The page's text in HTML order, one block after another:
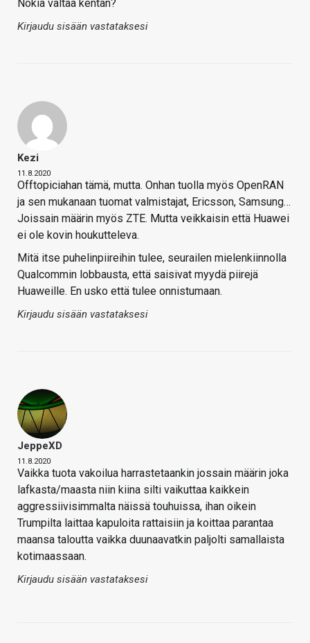
Nokia valtaa kentän?
Kirjaudu sisään vastataksesi
Kezi
11.8.2020
Offtopiciahan tämä, mutta. Onhan tuolla myös OpenRAN
ja sen mukanaan tuomat valmistajat, Ericsson, Samsung…
Joissain määrin myös ZTE. Mutta veikkaisin että Huawei
ei ole kovin houkutteleva.
Mitä itse puhelinpiireihin tulee, seurailen mielenkiinnolla
Qualcommin lobbausta, että saisivat myydä piirejä
Huaweille. En usko että tulee onnistumaan.
Kirjaudu sisään vastataksesi
JeppeXD
11.8.2020
Vaikka tuota vakoilua harrastetaankin jossain määrin joka
lafkasta/maasta niin kiina silti vaikuttaa kaikkein
aggressiivisimmalta näissä touhuissa, ihan oikein
Trumpilta laittaa kapuloita rattaisiin ja koittaa parantaa
maansa taloutta vaikka duunaavatkin paljolti samallaista
kotimaassaan.
Kirjaudu sisään vastataksesi